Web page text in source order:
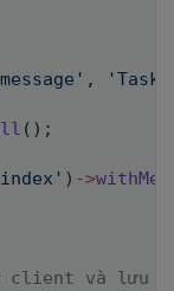
, 'Task
( ) ;
) ->
client và lưu